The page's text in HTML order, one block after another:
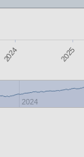
2024 2025
2024